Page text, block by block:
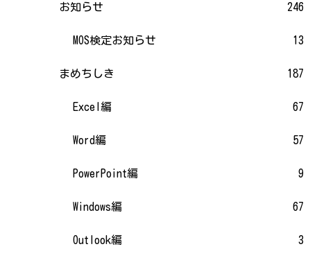
お知らせ 246
MOS検定お知らせ 13
まめちしき 187
Excel編 67
Word編 57
PowerPoint編 9
Windows編 67
Outlook編 3